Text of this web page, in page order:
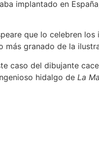
implantado en
que lo celebren los
más granado de la
caso del dibujante
hidalgo de La